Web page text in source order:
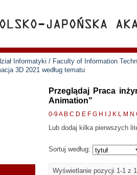
Informatyki / Faculty of Information
3D 2021 według tematu
Przeglądaj Praca
Animation"
0-9A B C D E F G H J K L M N
Lub dodaj kilka pierwszych
Sortuj według:
Wyświetlanie pozycji 1-1 z 1